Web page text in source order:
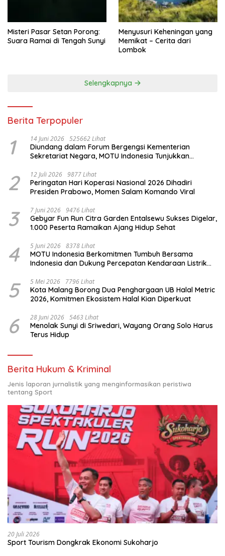
Misteri Pasar Setan Porong:
Suara Ramai di Tengah Sunyi
Menyusuri Keheningan yang
Memikat – Cerita dari
Lombok
Selengkapnya
Berita Terpopuler
1 14 Juni 2026 525662 Lihat
Diundang dalam Forum Bergengsi Kementerian
Sekretariat Negara, MOTU Indonesia Tunjukkan
2 12 Juli 2026 9877 Lihat
Peringatan Hari Koperasi Nasional 2026 Dihadiri
Presiden Prabowo, Momen Salam Komando Viral
3 7 Juni 2026 9476 Lihat
Gebyar Fun Run Citra Garden Entalsewu Sukses Digelar,
1.000 Peserta Ramaikan Ajang Hidup Sehat
4 5 Juni 2026 8378 Lihat
MOTU Indonesia Berkomitmen Tumbuh Bersama
Indonesia dan Dukung Percepatan Kendaraan Listrik
5 5 Mei 2026 7796 Lihat
Kota Malang Borong Dua Penghargaan UB Halal Metric
2026, Komitmen Ekosistem Halal Kian Diperkuat
6 28 Juni 2026 5463 Lihat
Menolak Sunyi di Sriwedari, Wayang Orang Solo Harus
Terus Hidup
Berita Hukum & Kriminal
Jenis laporan jurnalistik yang menginformasikan peristiwa
tentang Sport
20 Juli 2026
Sport Tourism Dongkrak Ekonomi Sukoharjo